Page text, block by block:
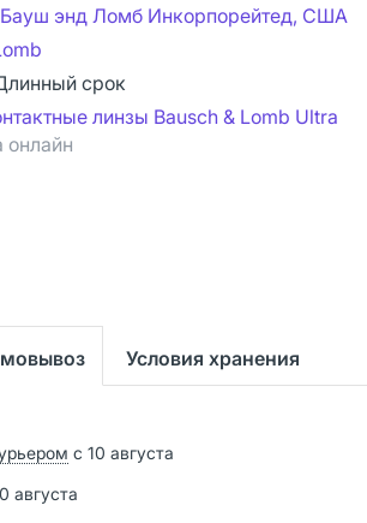
Бауш энд Ломб Инкорпорейтед, США
срок
линзы Bausch & Lomb Ultra
онлайн
Условия хранения
с 10 августа
августа